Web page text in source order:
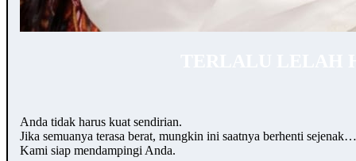
Anda tidak harus kuat sendirian.
Jika semuanya terasa berat, mungkin ini saatnya berhenti
Kami siap mendampingi Anda.